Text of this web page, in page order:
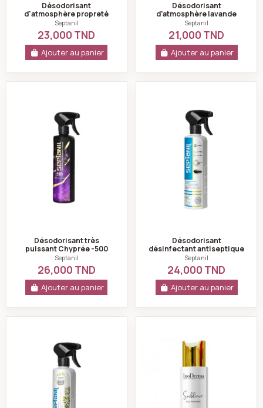
Désodorisant
d'atmosphère propreté
500ml - Septanil
Septanil
23,000 TND
Ajouter au panier
Désodorisant
d’atmosphère lavande
d'alpes septanil- 500 ml
Septanil
21,000 TND
Ajouter au panier
Désodorisant très
puissant Chyprée -500
ml-septanil
Septanil
26,000 TND
Ajouter au panier
Désodorisant
désinfectant antiseptique
jasmin septanil -500ml
Septanil
24,000 TND
Ajouter au panier